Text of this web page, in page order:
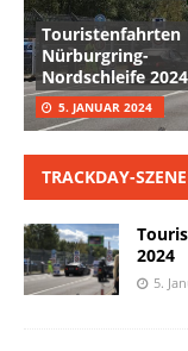
Touristenfahrten
Nürburgring-
Nordschleife 2024
5. JANUAR 2024
TRACKDAY-SZENE
2024
5.